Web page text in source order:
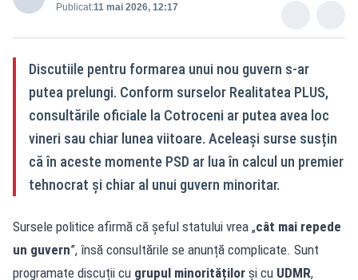
Publicat:11 mai 2026, 12:17
Discutiile pentru formarea unui nou guvern s-ar
putea prelungi. Conform surselor Realitatea PLUS,
consultările oficiale la Cotroceni ar putea avea loc
vineri sau chiar lunea viitoare. Aceleași surse susțin
că în aceste momente PSD ar lua în calcul un premier
tehnocrat și chiar al unui guvern minoritar.
Sursele politice afirmă că șeful statului vrea „cât mai repede
un guvern”, însă consultările se anunță complicate. Sunt
programate discuții cu grupul minorităților și cu UDMR,